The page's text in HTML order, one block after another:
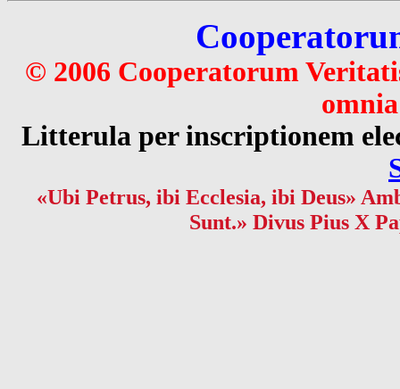
© 2006 Cooperatorum
Litterula per inscriptionem
«Ubi Petrus, ibi Ecclesia, ibi Deus»
Sunt.» Divus Pius X